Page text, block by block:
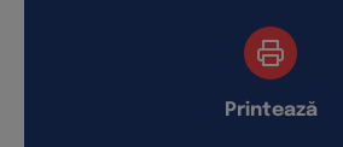
Printează